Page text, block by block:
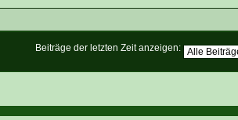
Beiträge der letzten Zeit anzeigen: